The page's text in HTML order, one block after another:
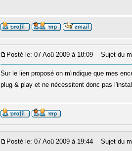
Posté le: 07 Aoû 2009 à 18:09 Sujet du
Sur le lien proposé on m'indique que mes
plug & play et ne nécessitent donc pas
Posté le: 07 Aoû 2009 à 19:44 Sujet du